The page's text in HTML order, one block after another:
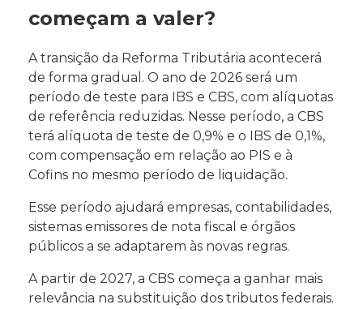
começam a valer?
A transição da Reforma Tributária acontecerá
de forma gradual. O ano de 2026 será um
período de teste para IBS e CBS, com alíquotas
de referência reduzidas. Nesse período, a CBS
terá alíquota de teste de 0,9% e o IBS de 0,1%,
com compensação em relação ao PIS e à
Cofins no mesmo período de liquidação.
Esse período ajudará empresas, contabilidades,
sistemas emissores de nota fiscal e órgãos
públicos a se adaptarem às novas regras.
A partir de 2027, a CBS começa a ganhar mais
relevância na substituição dos tributos federais.